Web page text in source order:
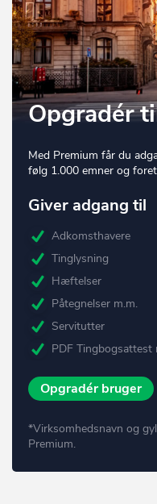
Opgradér
Med Premium får du
følg 1.000 emner og
Giver adgang til
Adkomsthavere
Tinglysning
Hæftelser
Påtegnelser m.m.
Servitutter
PDF Tingbogsattest
Opgradér bruger
*Virksomhedsnavn og
Premium.